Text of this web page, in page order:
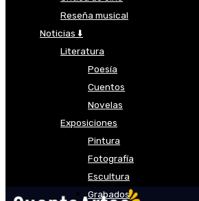
Reseña musical
Noticias ⬇️
Literatura
Poesía
Cuentos
Novelas
Exposiciones
Pintura
Fotografía
Escultura
Grabados